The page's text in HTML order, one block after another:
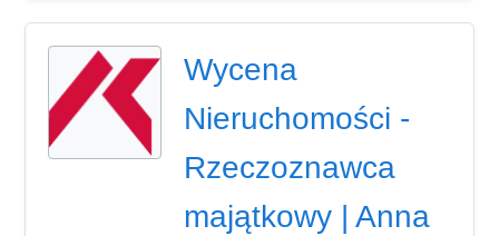
Wycena
Nieruchomości -
Rzeczoznawca
majątkowy | Anna